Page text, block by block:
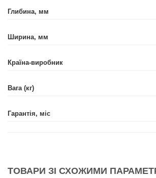
Глибина, мм
Ширина, мм
Країна-виробник
Вага (кг)
Гарантія, міс
ТОВАРИ ЗІ СХОЖИМИ